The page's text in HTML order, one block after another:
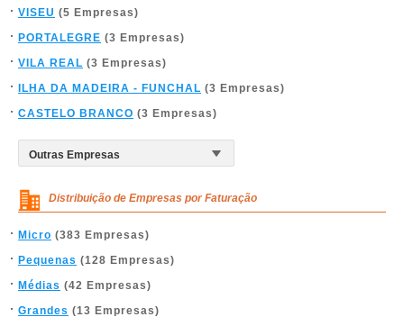
VISEU (5 Empresas)
PORTALEGRE (3 Empresas)
VILA REAL (3 Empresas)
ILHA DA MADEIRA - FUNCHAL (3 Empresas)
CASTELO BRANCO (3 Empresas)
Distribuição de Empresas por Faturação
Micro (383 Empresas)
Pequenas (128 Empresas)
Médias (42 Empresas)
Grandes (13 Empresas)